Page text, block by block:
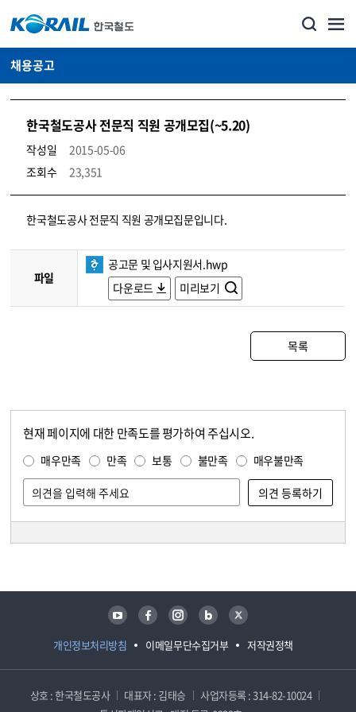
채용공고
한국철도공사 전문직 직원 공개모집(~5.20)
작성일
2015-05-06
조회수
23,351
코레일소개_경영공시_채용공고 상세보기 – 내용, 파일, 담당자 연락처로 구성
한국철도공사 전문직 직원 공개모집문입니다.
파일
공고문 및 입사지원서.hwp
다운로드
미리보기
목록
현재 페이지에 대한 만족도를 평가하여 주십시오.
매우만족 만족 보통 불만족 매우불만족
개인정보처리방침 이메일무단수집거부 저작권정책
유튜브 페이스북 인스타그램 블로그 트위터
상호 : 한국철도공사 대표자 : 김태승
사업자등록 : 314-82-10024